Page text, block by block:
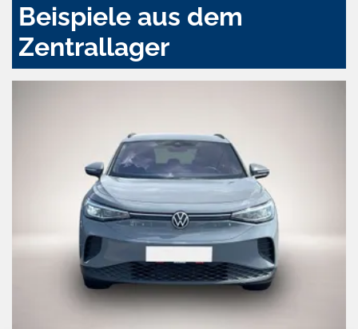
Beispiele aus dem
Zentrallager